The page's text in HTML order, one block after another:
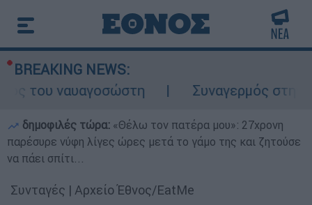
BREAKING NEWS:
του ναυαγοσώστη
Συναγερμός στην
δημοφιλές τώρα: «Θέλω τον πατέρα μου»: 27χρονη
παρέσυρε νύφη λίγες ώρες μετά το γάμο της και ζητούσε
να πάει σπίτι...
Συνταγές | Αρχείο Έθνος/EatMe